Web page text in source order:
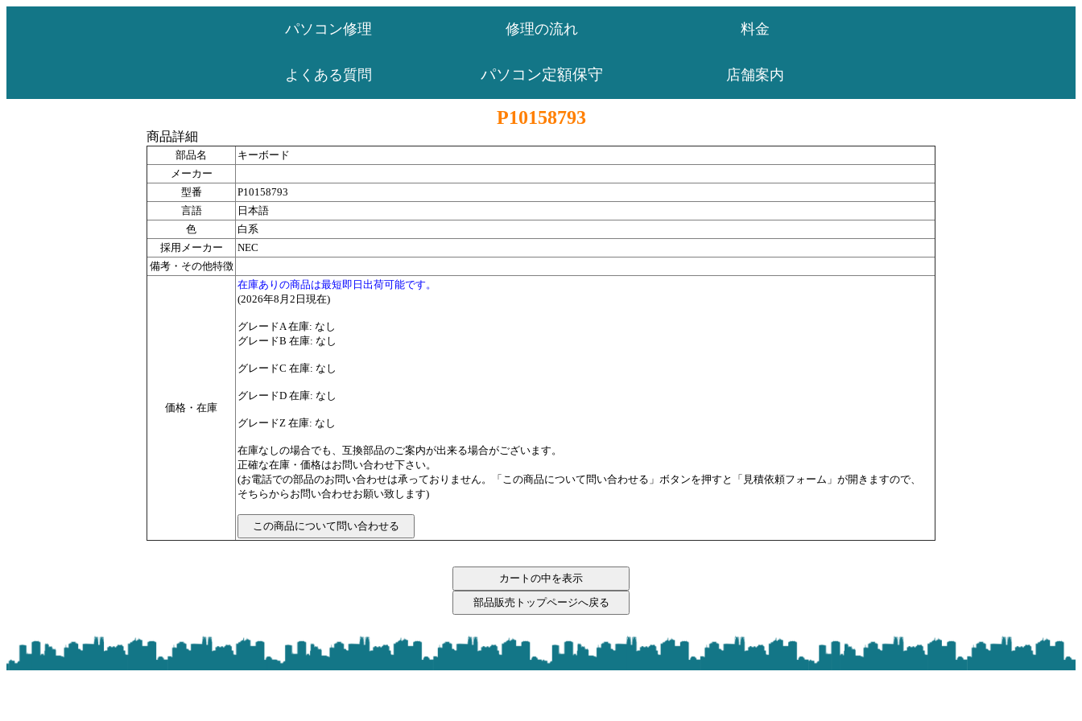
パソコン修理 修理の流れ 料金
よくある質問 パソコン定額保守 店舗案内
P10158793
商品詳細
部品名
キーボード
メーカー
型番
P10158793
言語
日本語
色
白系
採用メーカー
NEC
備考・その他特徴
価格・在庫
在庫ありの商品は最短即日出荷可能です。
(2026年8月2日現在)
グレードA 在庫: なし
グレードB 在庫: なし
グレードC 在庫: なし
グレードD 在庫: なし
グレードZ 在庫: なし
在庫なしの場合でも、互換部品のご案内が出来る場合がございます。
正確な在庫・価格はお問い合わせ下さい。
(お電話での部品のお問い合わせは承っておりません。「この商品について問い合わせる」ボタンを押すと「見積依頼フォーム」が開きますので、
そちらからお問い合わせお願い致します)